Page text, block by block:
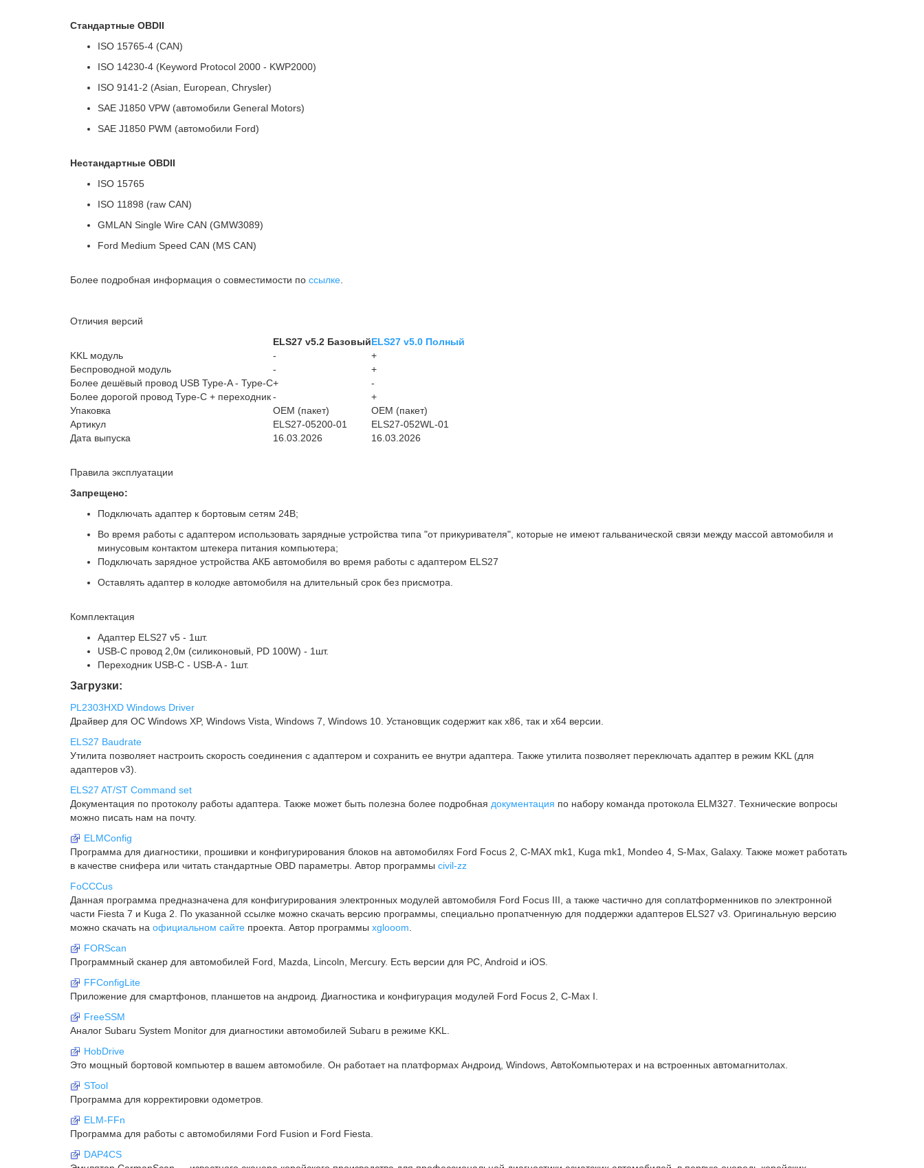
Стандартные OBDII
ISO 15765-4 (CAN)
ISO 14230-4 (Keyword Protocol 2000 - KWP2000)
ISO 9141-2 (Asian, European, Chrysler)
SAE J1850 VPW (автомобили General Motors)
SAE J1850 PWM (автомобили Ford)
Нестандартные OBDII
ISO 15765
ISO 11898 (raw CAN)
GMLAN Single Wire CAN (GMW3089)
Ford Medium Speed CAN (MS CAN)
Более подробная информация о совместимости по ссылке
Отличия версий
ELS27 v5.2 БазовыйELS27 v5.0 Полный
KKL модуль
-
+
Беспроводной модуль
-
+
Более дешёвый провод USB Type-A - Type-C+
-
Более дорогой провод Type-C + переходник-
+
Упаковка
OEM (пакет)
OEM (пакет)
Артикул
ELS27-05200-01
ELS27-052WL-01
Дата выпуска
16.03.2026 16.03.2026
Правила эксплуатации
Запрещено:
Подключать адаптер к бортовым сетям 24В;
Во время работы с адаптером использовать зарядные устройства типа "от прикуривателя", которые не имеют гальванической связи между массой автомобиля и
минусовым контактом штекера питания компьютера;
Подключать зарядное устройства АКБ автомобиля во время работы с адаптером ELS27
Оставлять адаптер в колодке автомобиля на длительный срок без присмотра.
Комплектация
Адаптер ELS27 v5 - 1шт.
USB-C провод 2,0м (силиконовый, PD 100W) - 1шт.
Переходник USB-C - USB-A - 1шт.
Загрузки:
PL2303HXD Windows Driver
Драйвер для ОС Windows XP, Windows Vista, Windows 7, Windows 10. Установщик содержит как x86, так и x64 версии.
ELS27 Baudrate
Утилита позволяет настроить скорость соединения с адаптером и сохранить ее внутри адаптера. Также утилита позволяет переключать адаптер в режим KKL (для
адаптеров v3).
ELS27 AT/ST Command set
Документация по протоколу работы адаптера. Также может быть полезна более подробная документация по набору команда протокола ELM327. Технические вопросы
можно писать нам на почту.
ELMConfig
Программа для диагностики, прошивки и конфигурирования блоков на автомобилях Ford Focus 2, C-MAX mk1, Kuga mk1, Mondeo 4, S-Max, Galaxy. Также может работать
в качестве снифера или читать стандартные OBD параметры. Автор программы civil-zz
FoCCCus
Данная программа предназначена для конфигурирования электронных модулей автомобиля Ford Focus III, а также частично для соплатформенников по электронной
части Fiesta 7 и Kuga 2. По указанной ссылке можно скачать версию программы, специально пропатченную для поддержки адаптеров ELS27 v3. Оригинальную версию
можно скачать на официальном сайте проекта. Автор программы xglooom
FORScan
Программный сканер для автомобилей Ford, Mazda, Lincoln, Mercury. Есть версии для PC, Android и iOS.
FFConfigLite
Приложение для смартфонов, планшетов на андроид. Диагностика и конфигурация модулей Ford Focus 2, C-Max I.
FreeSSM
Аналог Subaru System Monitor для диагностики автомобилей Subaru в режиме KKL.
HobDrive
Это мощный бортовой компьютер в вашем автомобиле. Он работает на платформах Андроид, Windows, АвтоКомпьютерах и на встроенных автомагнитолах.
STool
Программа для корректировки одометров.
ELM-FFn
Программа для работы с автомобилями Ford Fusion и Ford Fiesta.
DAP4CS